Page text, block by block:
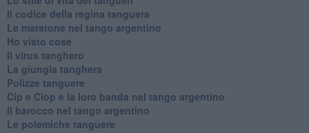
Il codice della regina tanguera
Le maratone nel tango argentino
Ho visto cose
Il virus tanghero
La giungla tanghera
Polizze tanguere
Cip e Ciop e la loro banda nel tango argentino
Il barocco nel tango argentino
Le polemiche tanguere